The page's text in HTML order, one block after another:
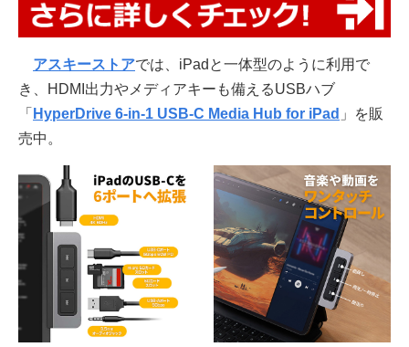
アスキーストアでは、iPadと一体型のように利用で
き、HDMI出力やメディアキーも備えるUSBハブ
「 HyperDrive 6-in-1 USB-C Media Hub for iPad 」を販
売中。